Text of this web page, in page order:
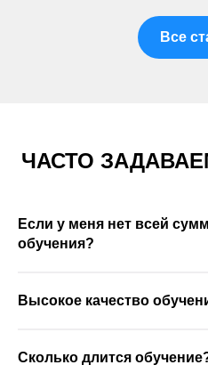
Все
ЧАСТО
Если у меня нет всей
обучения?
Высокое качество
Сколько длится